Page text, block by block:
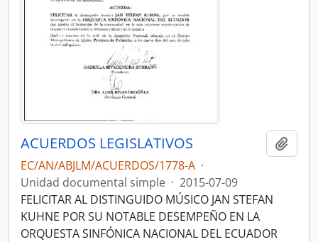
ACUERDOS LEGISLATIVOS
EC/AN/ABJLM/ACUERDOS/1778-A ·
Unidad documental simple · 2015-07-09
FELICITAR AL DISTINGUIDO MÚSICO JAN STEFAN
KUHNE POR SU NOTABLE DESEMPEÑO EN LA
ORQUESTA SINFÓNICA NACIONAL DEL ECUADOR